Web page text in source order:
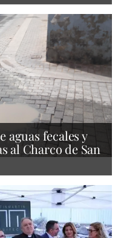
aguas fecales y
al Charco de San